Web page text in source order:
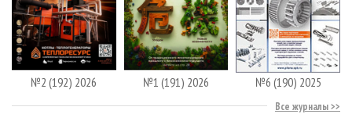
№2 (192) 2026 №1 (191) 2026 №6 (190) 2025
Все журналы